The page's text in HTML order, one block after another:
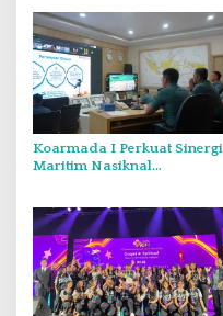
Koarmada I Perkuat Sinergi
Maritim Nasiknal
Laut Natuna Utara